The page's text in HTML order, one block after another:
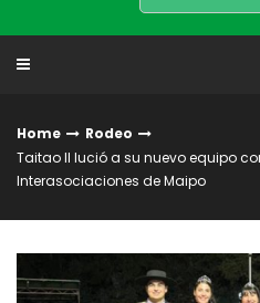
Home
Rodeo
Taitao II lució a su nuevo equipo
Interasociaciones de Maipo